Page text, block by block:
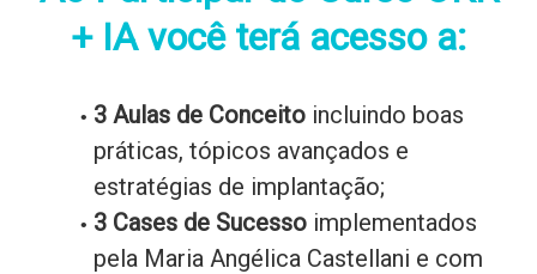
+ IA você terá acesso a:
3 Aulas de Conceitoincluindo boas
práticas, tópicos avançados e
estratégias de implantação;
3 Cases de Sucessoimplementados
pela Maria Angélica Castellani e com